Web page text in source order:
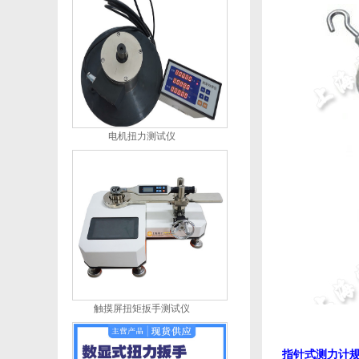
电机扭力测试仪
触摸屏扭矩扳手测试仪
指针式测力计